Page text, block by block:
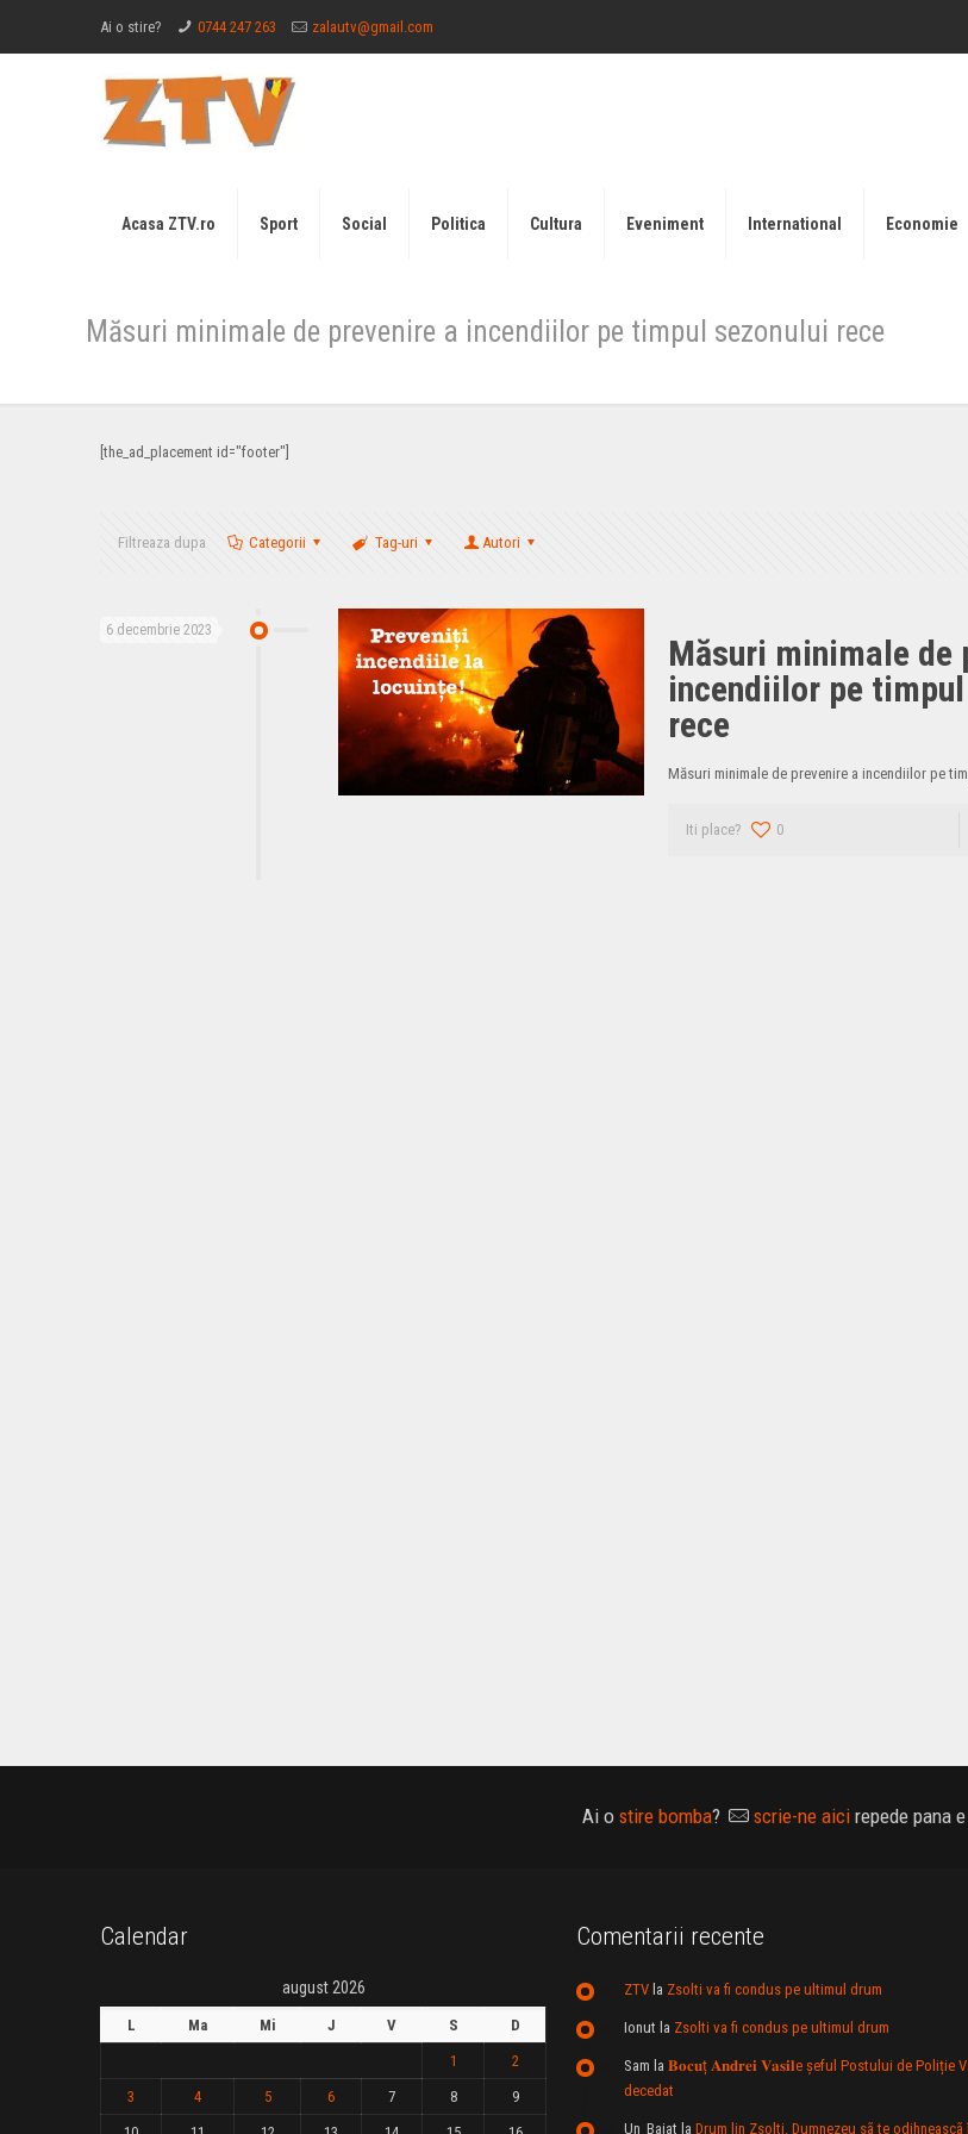
Ai o stire? 0744 247 263 zalautv@gmail.com
Acasa ZTV.ro Sport Social Politica Cultura Eveniment International Economie
Măsuri minimale de prevenire a incendiilor pe timpul sezonului rece
[the_ad_placement id="footer"]
Filtreaza dupa Categorii Tag-uri Autori
6 decembrie 2023
Măsuri minimale de
incendiilor pe
rece
Măsuri minimale de prevenire a incendiilor pe
Iti place? 0
Ai o stire bomba? scrie-ne aicirepede pana
Calendar
august 2026
L Ma Mi J V S
D
1
2
3
4 5 6 7 8
9
Comentarii recente
ZTVla Zsolti va fi condus pe ultimul drum
Ionut la Zsolti va fi condus pe ultimul drum
Sam la 𝐁𝐨𝐜𝐮ț 𝐀𝐧𝐝𝐫𝐞𝐢 𝐕𝐚𝐬𝐢𝐥e şeful Postului de Poliție
decedat
Un_Baiat la Drum lin Zsolti. Dumnezeu sã te odihneascã